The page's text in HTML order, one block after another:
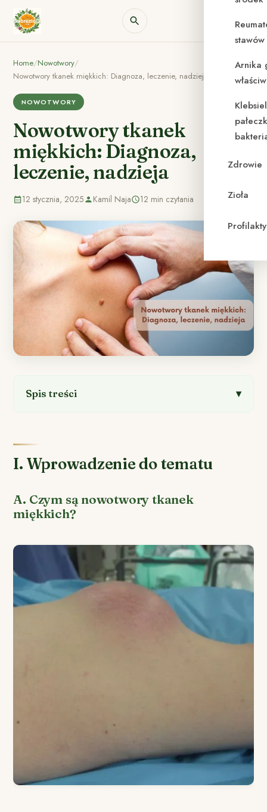
Arnika
Zdrowie
Zioła
Home/Nowotwory/
Nowotwory tkanek miękkich: Diagnoza, leczenie, nadzieja
NOWOTWORY
Nowotwory tkanek
miękkich: Diagnoza,
leczenie, nadzieja
12 stycznia, 2025 Kamil Naja 12 min czytania
Spis treści
I. Wprowadzenie do tematu
A. Czym są nowotwory tkanek
miękkich?